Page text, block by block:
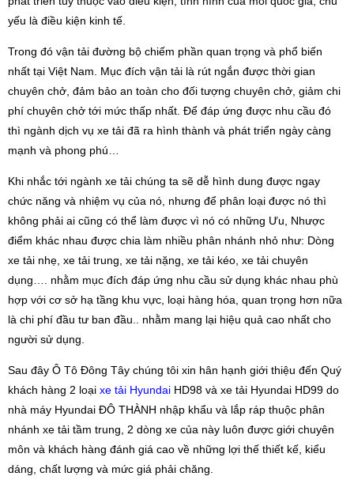
yếu là điều kiện kinh tế.
Trong đó vận tải đường bộ chiếm phần quan trọng và phổ biến
nhất tại Việt Nam. Mục đích vận tải là rút ngắn được thời gian
chuyên chở, đảm bảo an toàn cho đối tượng chuyên chở, giảm chi
phí chuyên chở tới mức thấp nhất. Để đáp ứng được nhu cầu đó
thì ngành dịch vụ xe tải đã ra hình thành và phát triển ngày càng
mạnh và phong phú…
Khi nhắc tới ngành xe tải chúng ta sẽ dễ hình dung được ngay
chức năng và nhiệm vụ của nó, nhưng để phân loại được nó thì
không phải ai cũng có thể làm được vì nó có những Ưu, Nhược
điểm khác nhau được chia làm nhiều phân nhánh nhỏ như: Dòng
xe tải nhẹ, xe tải trung, xe tải nặng, xe tải kéo, xe tải chuyên
dụng…. nhằm mục đích đáp ứng nhu cầu sử dụng khác nhau phù
hợp với cơ sở hạ tầng khu vực, loại hàng hóa, quan trọng hơn nữa
là chi phí đầu tư ban đầu.. nhằm mang lại hiệu quả cao nhất cho
người sử dụng.
Sau đây Ô Tô Đông Tây chúng tôi xin hân hạnh giới thiệu đến Quý
khách hàng 2 loại xe tải Hyundai HD98 và xe tải Hyundai HD99 do
nhà máy Hyundai ĐÔ THÀNH nhập khẩu và lắp ráp thuộc phân
nhánh xe tải tầm trung, 2 dòng xe của này luôn được giới chuyên
môn và khách hàng đánh giá cao về những lợi thế thiết kế, kiểu
dáng, chất lượng và mức giá phải chăng.